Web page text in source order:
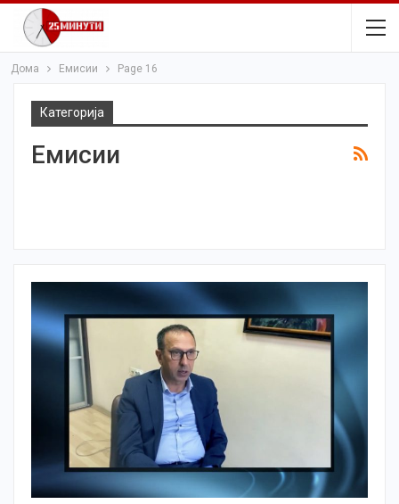
Дома Емисии Page 16
Категорија
Емисии